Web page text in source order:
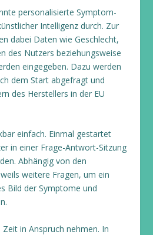
personalisierte Symptom-
Intelligenz durch. Zur
dabei Daten wie Geschlecht,
des Nutzers beziehungsweise
eingegeben. Dazu werden
dem Start abgefragt und
des Herstellers in der EU
einfach. Einmal gestartet
in einer Frage-Antwort-Sitzung
Abhängig von den
weitere Fragen, um ein
Bild der Symptome und
in Anspruch nehmen. In